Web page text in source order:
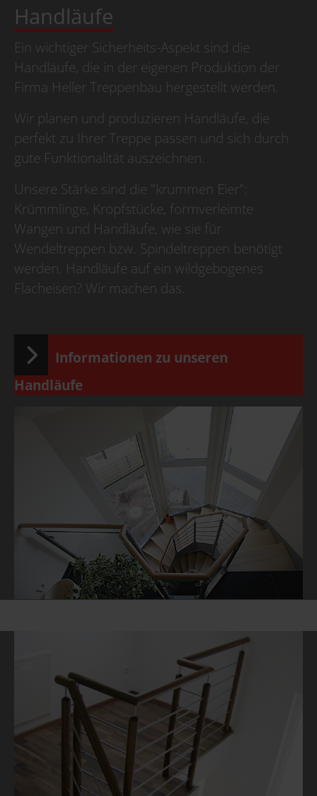
Handläufe
Ein wichtiger Sicherheits-Aspekt sind die
Handläufe, die in der eigenen Produktion der
Firma Heller Treppenbau hergestellt werden.
Wir planen und produzieren Handläufe, die
perfekt zu Ihrer Treppe passen und sich durch
gute Funktionalität auszeichnen.
Unsere Stärke sind die "krummen Eier":
Krümmlinge, Kropfstücke, formverleimte
Wangen und Handläufe, wie sie für
Wendeltreppen bzw. Spindeltreppen benötigt
werden. Handläufe auf ein wildgebogenes
Flacheisen? Wir machen das.
Informationen zu unseren
Handläufe